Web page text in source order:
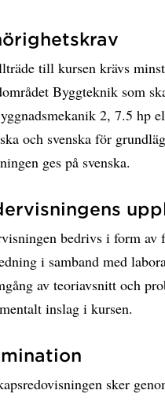
till kursen krävs
Byggteknik som
2, 7.5 hp
och svenska för
ges på svenska.
bedrivs i form av
i samband med
av teoriavsnitt och
inslag i kursen.
sker